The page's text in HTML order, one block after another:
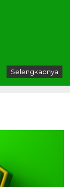
Selengkapnya